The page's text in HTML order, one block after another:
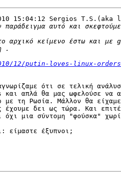
15:04:12 Sergios T.S.(aka
12/putin-loves-linux-
ότι σε τελική
απλά θα μας ωφελούσε να
με τη Ρωσία. Μάλλον θα
έχουμε δει ως τώρα. Και
όχι μια σύντομη "φούσκα"
είμαστε έξυπνοι;